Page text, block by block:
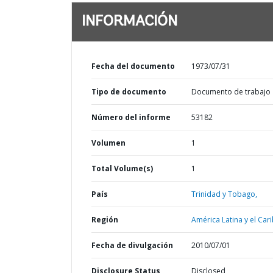
INFORMACIÓN
Fecha del documento 1973/07/31
Tipo de documento Documento de trabajo
Número del informe 53182
Volumen 1
Total Volume(s) 1
País Trinidad y Tobago,
Región América Latina y el
Fecha de divulgación 2010/07/01
Disclosure Status Disclosed